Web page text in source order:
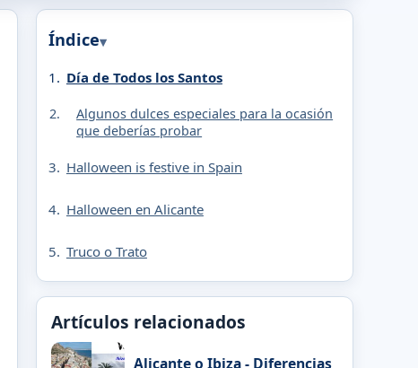
Índice
Día de Todos los Santos
Algunos dulces especiales para la ocasión
que deberías probar
Halloween is festive in Spain
Halloween en Alicante
Truco o Trato
Artículos relacionados
Alicante o Ibiza - Diferencias